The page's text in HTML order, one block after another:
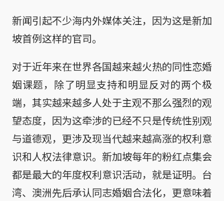
新闻引起不少海内外媒体关注，因为这是新加
坡首例这样的官司。
对于近年来在世界各国越来越火热的同性恋婚
姻课题，除了明显支持和明显反对的两个极
端，其实越来越多人处于主观不那么强烈的观
望态度，因为这牵涉的已经不只是传统性别观
与道德观，更涉及现当代越来越高涨的权利意
识和人权法律意识。新加坡每年的粉红点集会
都是最大的年度权利意识活动，就是证明。台
湾、澳洲先后承认同志婚姻合法化，更意味着